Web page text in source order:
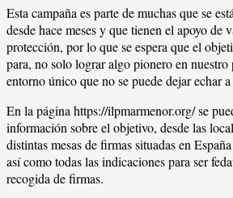
Esta campaña es parte de muchas que se
desde hace meses y que tienen el apoyo de
protección, por lo que se espera que el
para, no solo lograr algo pionero en nuestro
entorno único que no se puede dejar echar a
En la página https://ilpmarmenor.org/ se
información sobre el objetivo, desde las
distintas mesas de firmas situadas en
así como todas las indicaciones para ser
recogida de firmas.